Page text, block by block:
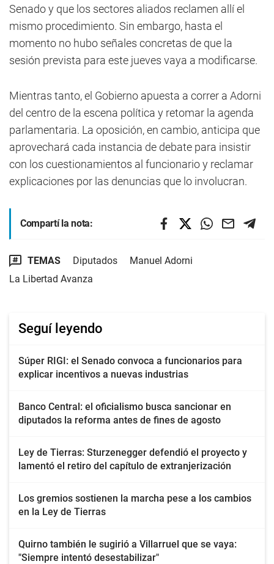
Senado y que los sectores aliados reclamen allí el
mismo procedimiento. Sin embargo, hasta el
momento no hubo señales concretas de que la
sesión prevista para este jueves vaya a modificarse.
Mientras tanto, el Gobierno apuesta a correr a Adorni
del centro de la escena política y retomar la agenda
parlamentaria. La oposición, en cambio, anticipa que
aprovechará cada instancia de debate para insistir
con los cuestionamientos al funcionario y reclamar
explicaciones por las denuncias que lo involucran.
Compartí la nota:
TEMAS Diputados
Manuel Adorni
La Libertad Avanza
Seguí leyendo
Súper RIGI: el Senado convoca a funcionarios para
explicar incentivos a nuevas industrias
Banco Central: el oficialismo busca sancionar en
diputados la reforma antes de fines de agosto
Ley de Tierras: Sturzenegger defendió el proyecto y
lamentó el retiro del capítulo de extranjerización
Los gremios sostienen la marcha pese a los cambios
en la Ley de Tierras
Quirno también le sugirió a Villarruel que se vaya:
"Siempre intentó desestabilizar"